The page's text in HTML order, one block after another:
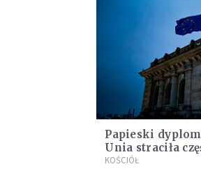
Papieski
Unia straciła
KOŚCIÓŁ